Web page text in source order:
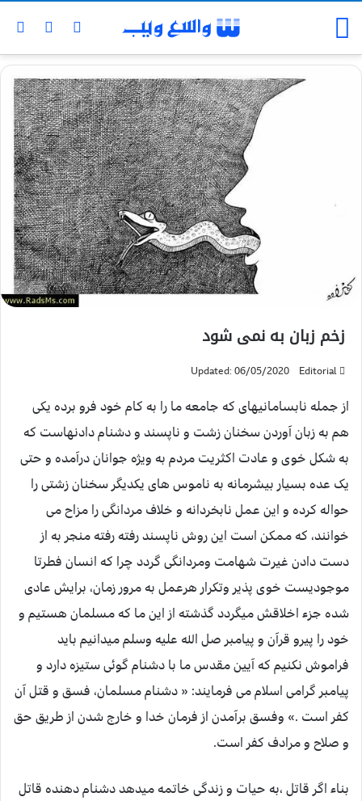
زخم زبان به نمی شود
Editorial
Updated: 06/05/2020
از جمله نابسامانیهای که جامعه ما را به کام خود فرو برده یکی
هم به زبان آوردن سخنان زشت و ناپسند و دشنام دادنهاست که
به شکل خوی و عادت اکثریت مردم به ویژه جوانان درآمده و حتی
یک عده بسیار بیشرمانه به ناموس های یکدیگر سخنان زشتی را
حواله کرده و این عمل نابخردانه و خلاف مردانگی را مزاح می
خوانند، که ممکن است این روش ناپسند رفته رفته منجر به از
دست دادن غیرت شهامت ومردانگی گردد چرا که انسان فطرتا
موجودیست خوی پذیر وتکرار هرعمل به مرور زمان، برایش عادی
شده جزء اخلاقش میگردد گذشته از این ما که مسلمان هستیم و
خود را پیرو قرآن و پیامبر صل الله علیه وسلم میدانیم باید
فراموش نکنیم که آیین مقدس ما با دشنام گوئی ستیزه دارد و
پیامبر گرامی اسلام می فرمایند: « دشنام مسلمان، فسق و قتل آن
کفر است .» وفسق برآمدن از فرمان خدا و خارج شدن از طریق حق
و صلاح و مرادف کفر است.
بناء اگر قاتل ،به حیات و زندگی خاتمه میدهد دشنام دهنده قاتل